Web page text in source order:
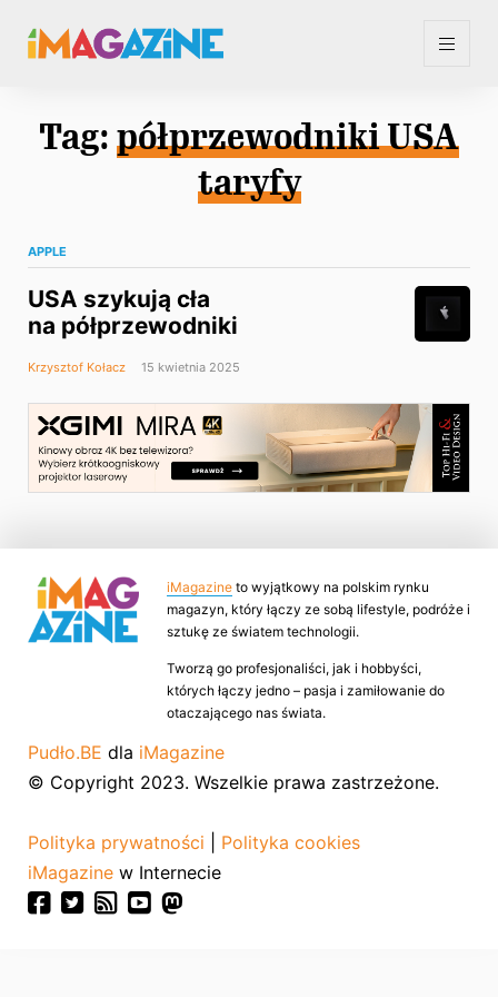
Tag: półprzewodniki USA
taryfy
APPLE
USA szykują cła
na półprzewodniki
Krzysztof Kołacz 15 kwietnia 2025
iMagazine to wyjątkowy na polskim rynku
magazyn, który łączy ze sobą lifestyle, podróże i
sztukę ze światem technologii.
Tworzą go profesjonaliści, jak i hobbyści,
których łączy jedno – pasja i zamiłowanie do
otaczającego nas świata.
Pudło.BE dla iMagazine
© Copyright 2023. Wszelkie prawa zastrzeżone.
Polityka prywatności
Polityka cookies
iMagazine w Internecie